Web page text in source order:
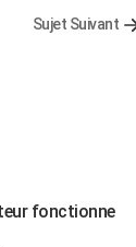
Sujet Suivant
fonctionne